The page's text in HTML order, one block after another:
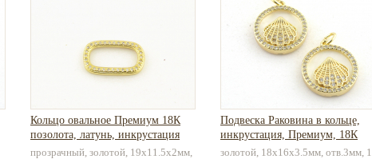
Кольцо овальное Премиум 18К
позолота, латунь, инкрустация
прозрачный, золотой, 19х11.5х2мм,
Подвеска Раковина в кольце,
инкрустация, Премиум, 18К
позолота
золотой, 18х16х3.5мм, отв.3мм, 1